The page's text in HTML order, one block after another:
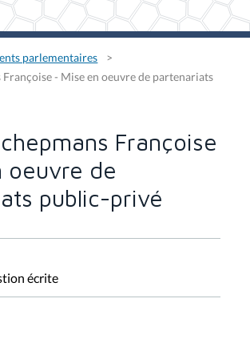
parlementaires
Françoise - Mise en oeuvre de partenariats
Françoise
oeuvre de
public-privé
écrite